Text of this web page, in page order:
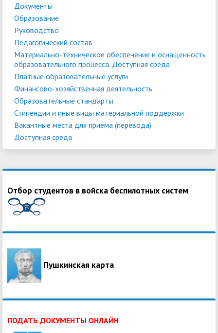
Документы
Образование
Руководство
Педагогический состав
Материально-техническое обеспечение и оснащенность
образовательного процесса. Доступная среда
Платные образовательные услуги
Финансово-хозяйственная деятельность
Образовательные стандарты
Стипендии и иные виды материальной поддержки
Вакантные места для приема (перевода)
Доступная среда
Отбор студентов в войска беспилотных систем
Пушкинская карта
ПОДАТЬ ДОКУМЕНТЫ ОНЛАЙН